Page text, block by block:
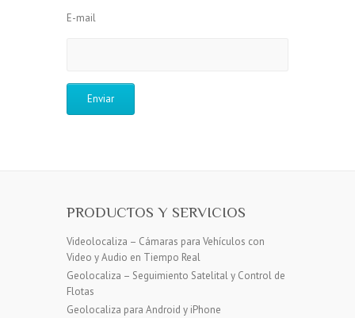
E-mail
PRODUCTOS Y SERVICIOS
Videolocaliza – Cámaras para Vehículos con
Video y Audio en Tiempo Real
Geolocaliza – Seguimiento Satelital y Control de
Flotas
Geolocaliza para Android y iPhone